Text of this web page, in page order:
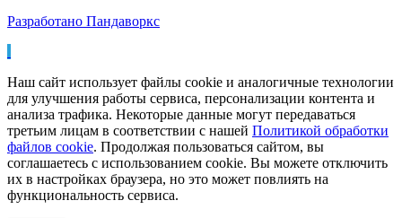
Разработано Пандаворкс
Наш сайт использует файлы cookie и аналогичные технологии
для улучшения работы сервиса, персонализации контента и
анализа трафика. Некоторые данные могут передаваться
третьим лицам в соответствии с нашей Политикой обработки
файлов cookie. Продолжая пользоваться сайтом, вы
соглашаетесь с использованием cookie. Вы можете отключить
их в настройках браузера, но это может повлиять на
функциональность сервиса.